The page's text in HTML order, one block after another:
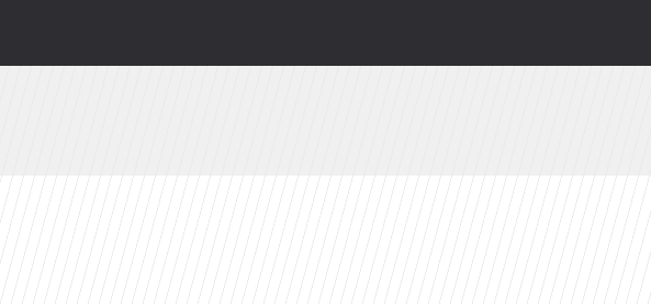
kulisy. HBO Max szykuje niespodziankę